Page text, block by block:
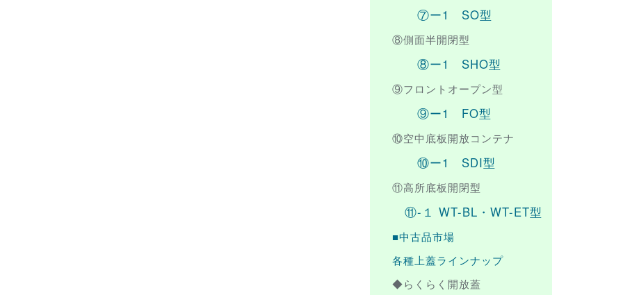
⑦ー1 SO型
⑧側面半開閉型
⑧ー1 SHO型
⑨フロントオープン型
⑨ー1 FO型
⑩空中底板開放コンテナ
⑩ー1 SDI型
⑪高所底板開閉型
⑪-１ WT-BL・WT-ET型
■中古品市場
各種上蓋ラインナップ
◆らくらく開放蓋